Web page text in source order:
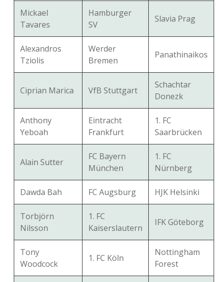
Mickael
Tavares
Hamburger
SV
Slavia Prag
Alexandros
Tziolis
Werder
Bremen
Panathinaikos
Ciprian Marica VfB Stuttgart
Schachtar
Donezk
Anthony
Yeboah
Eintracht
Frankfurt
1. FC
Saarbrücken
Alain Sutter
FC Bayern
München
1. FC
Nürnberg
Dawda Bah FC Augsburg HJK Helsinki
Torbjörn
Nilsson
1. FC
Kaiserslautern
IFK Göteborg
Tony
Woodcock
1. FC Köln
Nottingham
Forest